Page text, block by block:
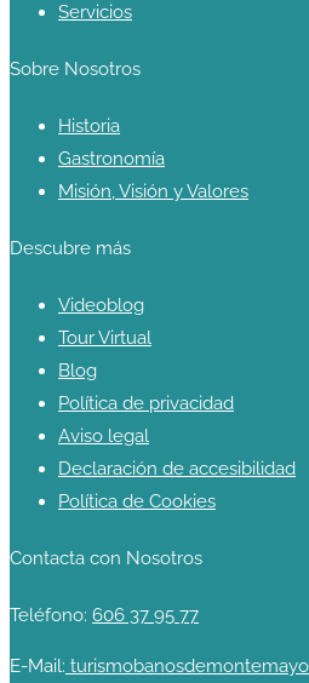
Servicios
Sobre Nosotros
Historia
Gastronomía
Misión, Visión y Valores
Descubre más
Videoblog
Tour Virtual
Blog
Política de privacidad
Aviso legal
Declaración de accesibilidad
Política de Cookies
Contacta con Nosotros
Teléfono: 606 37 95 77
E-Mail: